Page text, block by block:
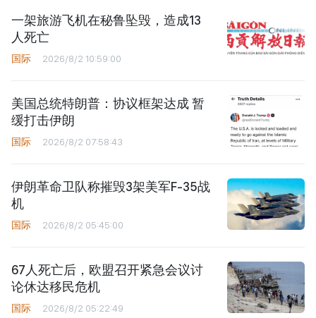
一架旅游飞机在秘鲁坠毁，造成13
人死亡
国际 2026/8/2 10:59:00
美国总统特朗普：协议框架达成 暂
缓打击伊朗
国际 2026/8/2 07:58:43
伊朗革命卫队称摧毁3架美军F-35战
机
国际 2026/8/2 05:45:00
67人死亡后，欧盟召开紧急会议讨
论休达移民危机
国际 2026/8/2 05:22:49